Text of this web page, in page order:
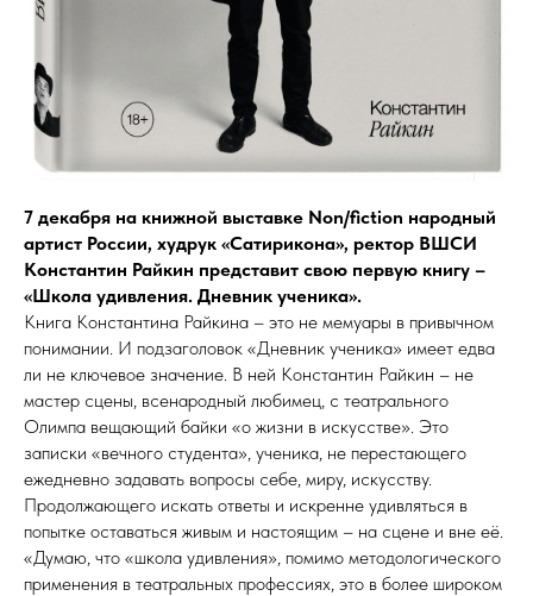
7 декабря на книжной выставке Non/fiction народный
артист России, худрук «Сатирикона», ректор ВШСИ
Константин Райкин представит свою первую книгу –
«Школа удивления. Дневник ученика».
Книга Константина Райкина – это не мемуары в привычном
понимании. И подзаголовок «Дневник ученика» имеет едва
ли не ключевое значение. В ней Константин Райкин – не
мастер сцены, всенародный любимец, с театрального
Олимпа вещающий байки «о жизни в искусстве». Это
записки «вечного студента», ученика, не перестающего
ежедневно задавать вопросы себе, миру, искусству.
Продолжающего искать ответы и искренне удивляться в
попытке оставаться живым и настоящим – на сцене и вне её.
«Думаю, что «школа удивления», помимо методологического
применения в театральных профессиях, это в более широком